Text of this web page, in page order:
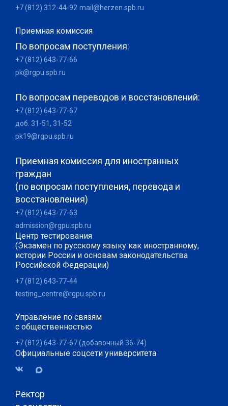
+7 (812) 312-44-92 mail@herzen.spb.ru
Приемная комиссия
По вопросам поступления:
+7 (812) 643-77-66
pk@rgpu.spb.ru
По вопросам переводов и восстановлений:
+7 (812) 643-77-67
доб. 31-51, 31-52
pk19@rgpu.spb.ru
Приемная комиссия для иностранных
граждан
(по вопросам поступления, перевода и
восстановления)
+7 (812) 643-77-63
admission@rgpu.spb.ru
Центр тестирования
(Экзамен по русскому языку как иностранному,
истории России и основам законодательства
Российской Федерации)
+7 (812) 643-77-44
testing_centre@rgpu.spb.ru
Управление по связям
с общественностью
+7 (812) 643-77-67 (добавочный 36-74)
Официальные соцсети университета
Ректор